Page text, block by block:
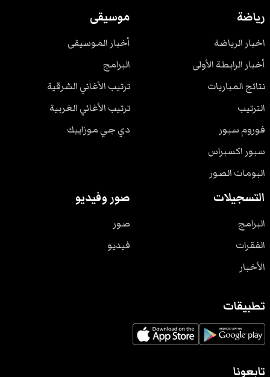
رياضة
اخبار الرياضة
أخبار الرابطة الأولى
نتائج المباريات
الترتيب
فوروم سبور
سبور اكسبراس
البومات الصور
موسيقى
أخبار الموسيقى
البرامج
ترتيب الأغاني الشرقية
ترتيب الأغاني الغربية
دي جي موزاييك
التسجيلات
البرامج
الفقرات
الأخبار
صور وفيديو
صور
فيديو
تطبيقات
تابعونا